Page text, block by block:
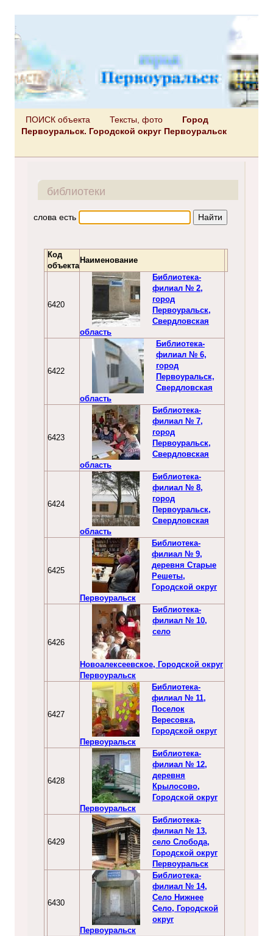
ПОИСК объекта Тексты, фото
Город
Первоуральск. Городской округ Первоуральск
библиотеки
слова есть
Код
объекта
Наименование
6420
Библиотека-
филиал № 2,
город
Первоуральск,
Свердловская
область
6422
Библиотека-
филиал № 6,
город
Первоуральск,
Свердловская
область
6423
Библиотека-
филиал № 7,
город
Первоуральск,
Свердловская
область
6424
Библиотека-
филиал № 8,
город
Первоуральск,
Свердловская
область
6425
Библиотека-
филиал № 9,
деревня Старые
Решеты,
Городской округ
Первоуральск
6426
Библиотека-
филиал № 10,
село
Новоалексеевское, Городской округ
Первоуральск
6427
Библиотека-
филиал № 11,
Поселок
Вересовка,
Городской округ
Первоуральск
6428
Библиотека-
филиал № 12,
деревня
Крылосово,
Городской округ
Первоуральск
6429
Библиотека-
филиал № 13,
село Слобода,
Городской округ
Первоуральск
6430
Библиотека-
филиал № 14,
Село Нижнее
Село, Городской
округ
Первоуральск